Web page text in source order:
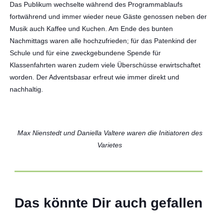
Das Publikum wechselte während des Programmablaufs
fortwährend und immer wieder neue Gäste genossen neben der
Musik auch Kaffee und Kuchen. Am Ende des bunten
Nachmittags waren alle hochzufrieden; für das Patenkind der
Schule und für eine zweckgebundene Spende für
Klassenfahrten waren zudem viele Überschüsse erwirtschaftet
worden. Der Adventsbasar erfreut wie immer direkt und
nachhaltig.
Max Nienstedt und Daniella Valtere waren die Initiatoren des
Varietes
Das könnte Dir auch gefallen
02 Juli 2026
Sonnenschein begleitet ihren Weg